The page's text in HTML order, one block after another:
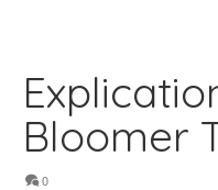
Bloomer
0